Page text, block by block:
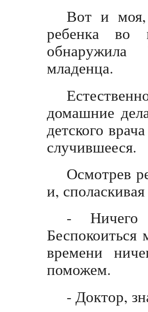
Вот и моя,
ребенка во
младенца.
домашние
детского
случившееся.
Осмотрев
и,
- Ничего
времени
поможем.
- Доктор,